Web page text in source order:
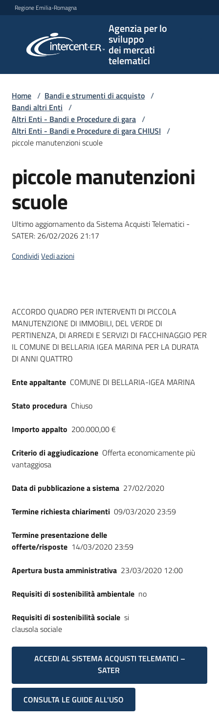
Vai al contenuto
Vai alla navigazione
Vai al footer
Regione Emilia-Romagna
Agenzia per lo
sviluppo
dei mercati
telematici
per lo
sviluppo
telematici
L'Agenzia
Bandi
e
strumenti
acquisto
telematiche
English
site
su
Home / Bandi e strumenti di acquisto /
Bandi altri Enti /
Altri Enti - Bandi e Procedure di gara /
Altri Enti - Bandi e Procedure di gara CHIUSI /
piccole manutenzioni scuole
Salta al contenuto
piccole manutenzioni
scuole
Ultimo aggiornamento da Sistema Acquisti Telematici -
SATER: 26/02/2026 21:17
CondividiVedi azioni
Dati del bando
ACCORDO QUADRO PER INTERVENTI DI PICCOLA
MANUTENZIONE DI IMMOBILI, DEL VERDE DI
PERTINENZA, DI ARREDI E SERVIZI DI FACCHINAGGIO PER
IL COMUNE DI BELLARIA IGEA MARINA PER LA DURATA
DI ANNI QUATTRO
Ente appaltante COMUNE DI BELLARIA-IGEA MARINA
Stato procedura Chiuso
Importo appalto 200.000,00 €
Criterio di aggiudicazione Offerta economicamente più
vantaggiosa
Data di pubblicazione a sistema 27/02/2020
Termine richiesta chiarimenti 09/03/2020 23:59
Termine presentazione delle
offerte/risposte 14/03/2020 23:59
Apertura busta amministrativa 23/03/2020 12:00
Requisiti di sostenibilità ambientale no
Requisiti di sostenibilità sociale si
clausola sociale
ACCEDI AL SISTEMA ACQUISTI TELEMATICI –
SATER
CONSULTA LE GUIDE ALL'USO